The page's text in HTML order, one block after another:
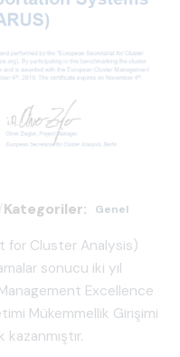
Kategoriler: Genel
for Cluster Analysis)
sonucu iki yıl
Excellence
Mükemmellik Girişimi